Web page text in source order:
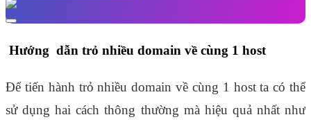
Hướng  dẫn trỏ nhiều domain về cùng 1 host
Để tiến hành trỏ nhiều domain về cùng 1 host ta có thể
sử dụng hai cách thông thường mà hiệu quả nhất như